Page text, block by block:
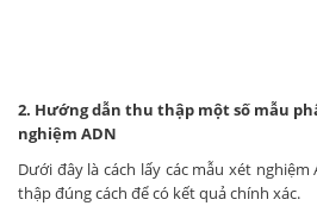
2. Hướng dẫn thu thập một số mẫu
nghiệm ADN
Dưới đây là cách lấy các mẫu xét
thập đúng cách để có kết quả chính xác.